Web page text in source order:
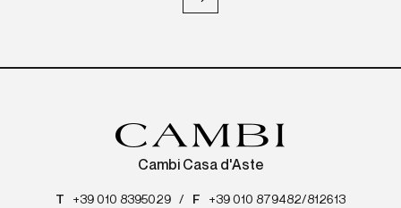
Cambi Casa d'Aste
T +39 010 8395029 / F
+39 010 879482/812613